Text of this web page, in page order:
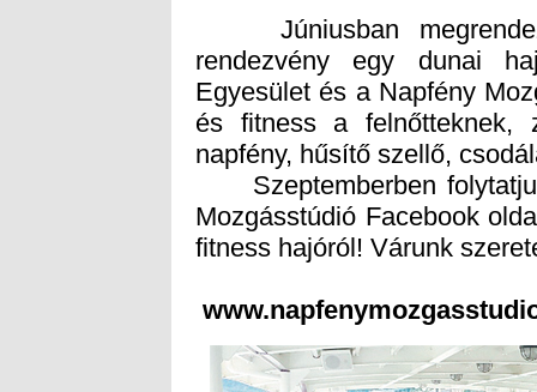
Júniusban
rendezvény egy dunai
Egyesület és a Napfény
és fitness a
napfény, hűsítő szellő,
Szeptemberben
Mozgásstúdió Facebook
fitness hajóról! Várunk